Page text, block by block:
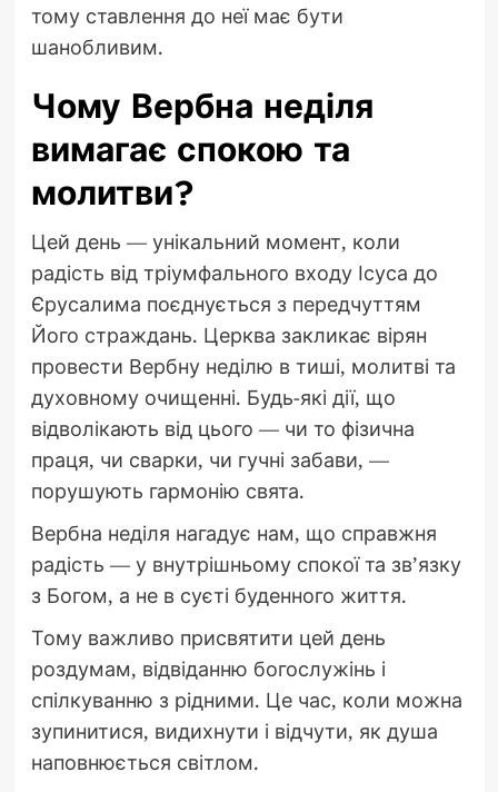
тому ставлення до неї має бути
шанобливим.
Чому Вербна неділя
вимагає спокою та
молитви?
Цей день — унікальний момент, коли
радість від тріумфального входу Ісуса до
Єрусалима поєднується з передчуттям
Його страждань. Церква закликає вірян
провести Вербну неділю в тиші, молитві та
духовному очищенні. Будь-які дії, що
відволікають від цього — чи то фізична
праця, чи сварки, чи гучні забави, —
порушують гармонію свята.
Вербна неділя нагадує нам, що справжня
радість — у внутрішньому спокої та зв’язку
з Богом, а не в суєті буденного життя.
Тому важливо присвятити цей день
роздумам, відвіданню богослужінь і
спілкуванню з рідними. Це час, коли можна
зупинитися, видихнути і відчути, як душа
наповнюється світлом.